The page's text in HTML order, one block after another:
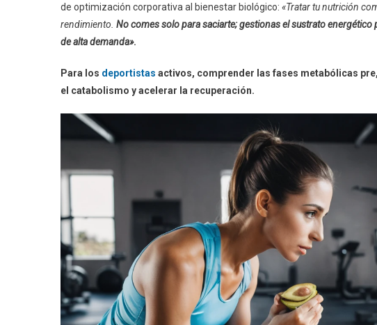
de optimización corporativa al bienestar biológico: «Tratar tu nutrición
rendimiento. No comes solo para saciarte; gestionas el sustrato
de alta demanda».
Para los deportistas activos, comprender las fases metabólicas
el catabolismo y acelerar la recuperación.